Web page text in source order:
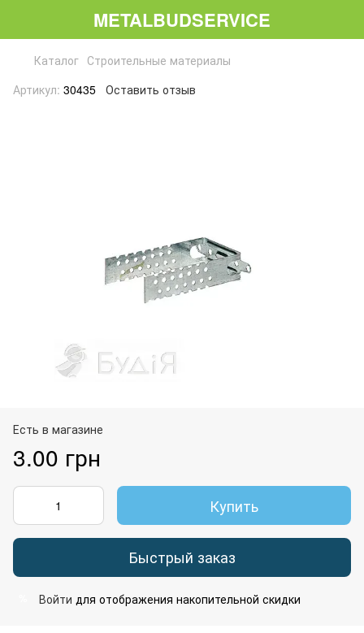
METALBUDSERVICE
Каталог Строительные материалы
Артикул: 30435 Оставить отзыв
Есть в магазине
3.00 грн
Купить
Быстрый заказ
Войти для отображения накопительной скидки